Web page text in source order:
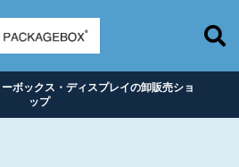
ボックス・ディスプレイの卸販売ショ
ップ